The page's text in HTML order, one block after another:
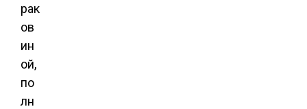
рак
ов
ин
ой,
по
лн